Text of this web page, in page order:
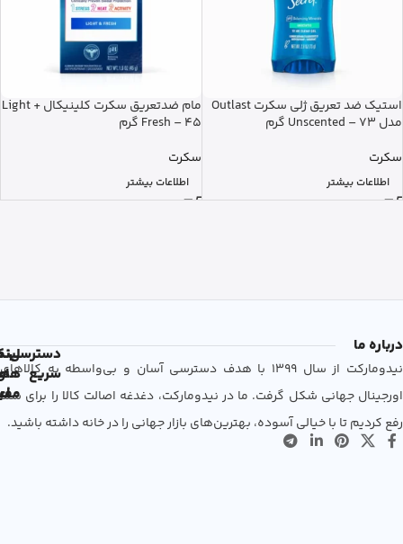
استیک ضد تعریق ژلی سکرت Outlast
مدل Unscented – 73 گرم
سکرت
اطلاعات بیشتر
مام ضدتعریق سکرت کلینیکال Light +
Fresh – 45 گرم
سکرت
اطلاعات بیشتر
درباره ما
نیدومارکت از سال 1399 با هدف دسترسی آسان و بی‌واسطه به کالاهای
اورجینال جهانی شکل گرفت. ما در نیدومارکت، دغدغه اصالت کالا را برای شما
رفع کردیم تا با خیالی آسوده، بهترین‌های بازار جهانی را در خانه داشته باشید.
دسترسی
سریع